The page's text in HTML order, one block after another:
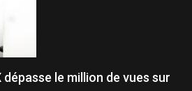
dépasse le million de vues sur